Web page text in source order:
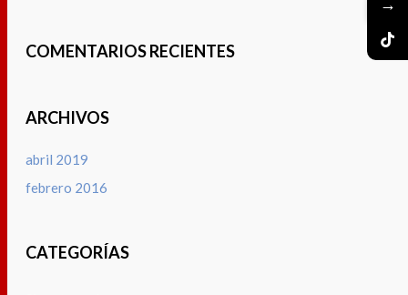
COMENTARIOS RECIENTES
ARCHIVOS
abril 2019
febrero 2016
CATEGORÍAS